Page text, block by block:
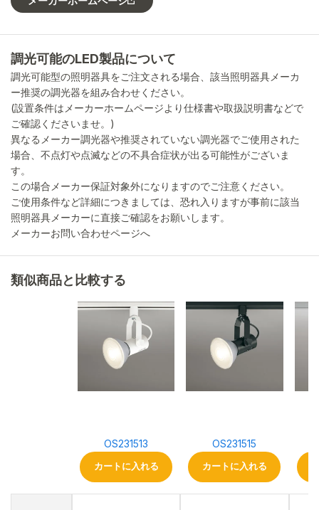
調光可能のLED製品について
調光可能型の照明器具をご注文される場合、該当照明器具メーカ
ー推奨の調光器を組み合わせください。
(設置条件はメーカーホームページより仕様書や取扱説明書などで
ご確認くださいませ。)
異なるメーカー調光器や推奨されていない調光器でご使用された
場合、不点灯や点滅などの不具合症状が出る可能性がございま
す。
この場合メーカー保証対象外になりますのでご注意ください。
ご使用条件など詳細につきましては、恐れ入りますが事前に該当
照明器具メーカーに直接ご確認をお願いします。
メーカーお問い合わせページへ
類似商品と比較する
OS231513
カートに入れる
OS231515
カートに入れる